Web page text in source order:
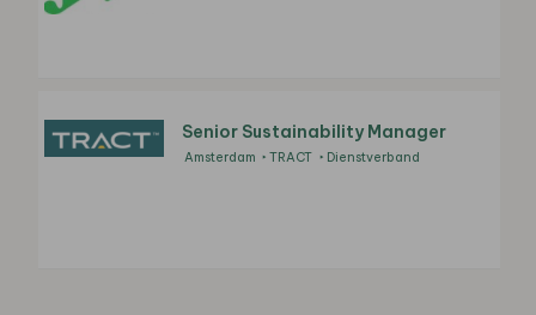
Senior Sustainability Manager
Amsterdam TRACT Dienstverband